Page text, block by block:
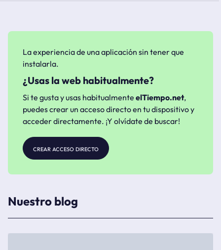
La experiencia de una aplicación sin tener que
instalarla.
¿Usas la web habitualmente?
Si te gusta y usas habitualmente elTiempo.net,
puedes crear un acceso directo en tu dispositivo y
acceder directamente. ¡Y olvídate de buscar!
crear acceso directo
Nuestro blog